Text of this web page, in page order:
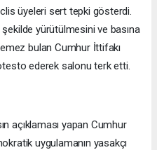
üyeleri sert tepki gösterdi.
yürütülmesini ve basına
bulan Cumhur İttifakı
ederek salonu terk etti.
açıklaması yapan Cumhur
uygulamanın yasakçı